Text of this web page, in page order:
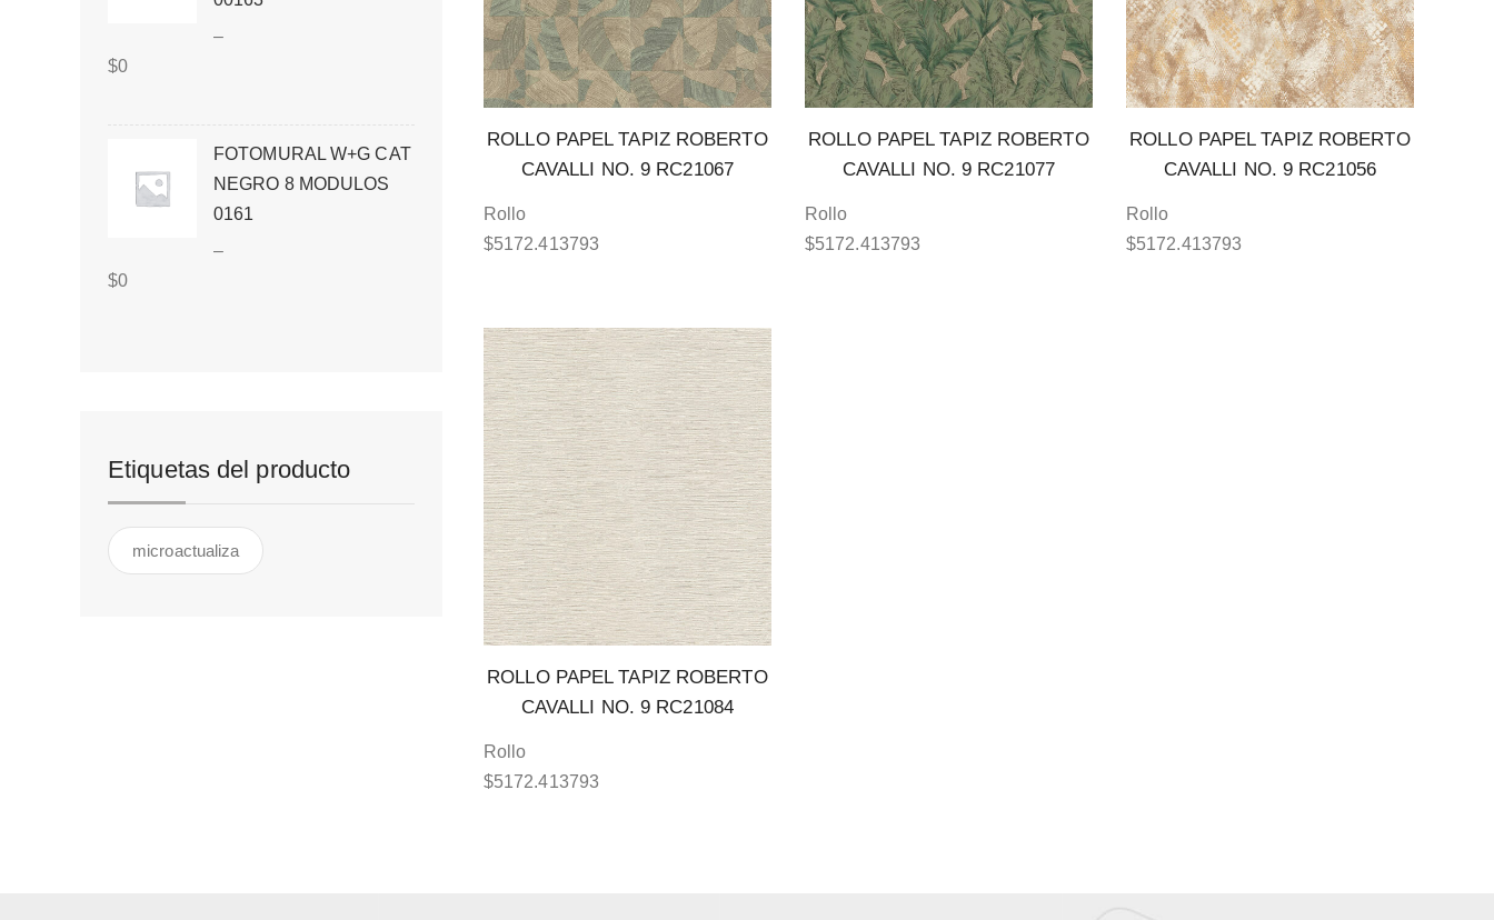
ROLLO PAPEL TAPIZ ROBERTO
CAVALLI NO. 9 RC21067
Rollo
$5172.413793
ROLLO PAPEL TAPIZ ROBERTO
CAVALLI NO. 9 RC21077
Rollo
$5172.413793
ROLLO PAPEL TAPIZ ROBERTO
CAVALLI NO. 9 RC21056
Rollo
$5172.413793
ROLLO PAPEL TAPIZ ROBERTO
CAVALLI NO. 9 RC21084
Rollo
$5172.413793
–
$0
FOTOMURAL W+G CAT
NEGRO 8 MODULOS
0161
–
$0
Etiquetas del producto
microactualiza